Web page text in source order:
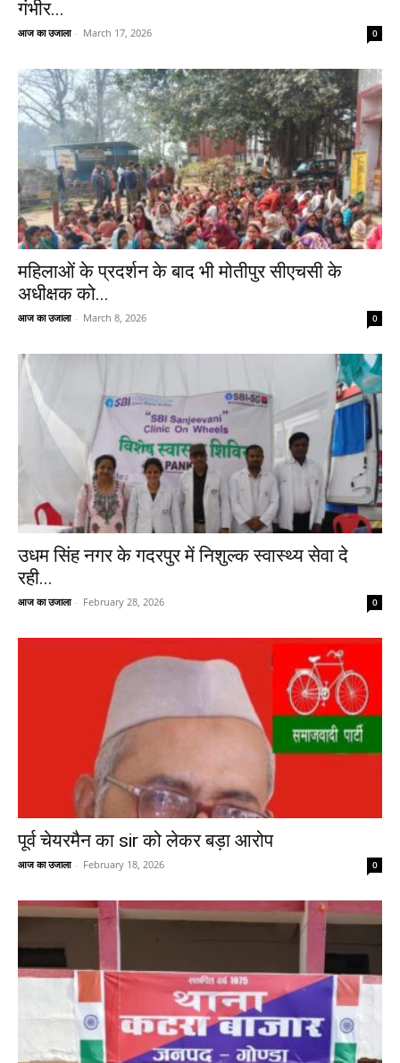
गंभीर...
आज का उजाला - March 17, 2026 0
महिलाओं के प्रदर्शन के बाद भी मोतीपुर सीएचसी के
अधीक्षक को...
आज का उजाला - March 8, 2026 0
उधम सिंह नगर के गदरपुर में निशुल्क स्वास्थ्य सेवा दे
रही...
आज का उजाला - February 28, 2026 0
पूर्व चेयरमैन का sir को लेकर बड़ा आरोप
आज का उजाला - February 18, 2026 0